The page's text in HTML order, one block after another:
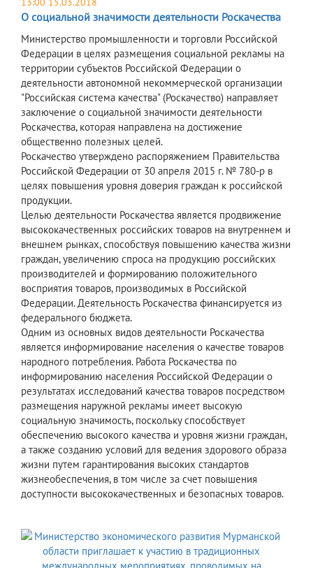
О социальной значимости деятельности Роскачества
Министерство промышленности и торговли Российской
Федерации в целях размещения социальной рекламы на
территории субъектов Российской Федерации о
деятельности автономной некоммерческой организации
"Российская система качества" (Роскачество) направляет
заключение о социальной значимости деятельности
Роскачества, которая направлена на достижение
общественно полезных целей.
Роскачество утверждено распоряжением Правительства
Российской Федерации от 30 апреля 2015 г. № 780-р в
целях повышения уровня доверия граждан к российской
продукции.
Целью деятельности Роскачества является продвижение
высококачественных российских товаров на внутреннем и
внешнем рынках, способствуя повышению качества жизни
граждан, увеличению спроса на продукцию российских
производителей и формированию положительного
восприятия товаров, производимых в Российской
Федерации. Деятельность Роскачества финансируется из
федерального бюджета.
Одним из основных видов деятельности Роскачества
является информирование населения о качестве товаров
народного потребления. Работа Роскачества по
информированию населения Российской Федерации о
результатах исследований качества товаров посредством
размещения наружной рекламы имеет высокую
социальную значимость, поскольку способствует
обеспечению высокого качества и уровня жизни граждан,
а также созданию условий для ведения здорового образа
жизни путем гарантирования высоких стандартов
жизнеобеспечения, в том числе за счет повышения
доступности высококачественных и безопасных товаров.